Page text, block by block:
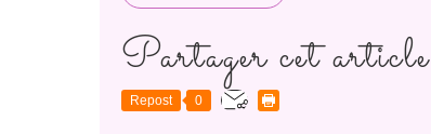
Partager cet article
Repost 0